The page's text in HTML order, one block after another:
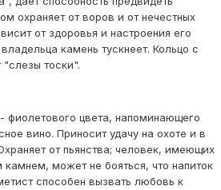
охраняет от воров и от нечестных
от здоровья и настроения его
камень тускнеет. Кольцо с
тоски".
фиолетового цвета, напоминающего
вино. Приносит удачу на охоте и в
от пьянства; человек, имеющих
камнем, может не бояться, что напиток
способен вызвать любовь к